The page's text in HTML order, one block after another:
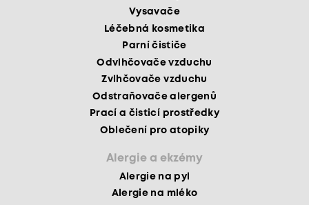
Vysavače
Léčebná kosmetika
Parní čističe
Odvlhčovače vzduchu
Zvlhčovače vzduchu
Odstraňovače alergenů
Prací a čisticí prostředky
Oblečení pro atopiky
Alergie a ekzémy
Alergie na pyl
Alergie na mléko